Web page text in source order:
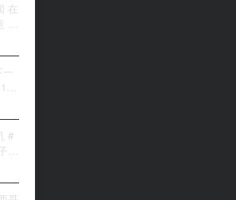
在
近
员
较
#
深
比
扫